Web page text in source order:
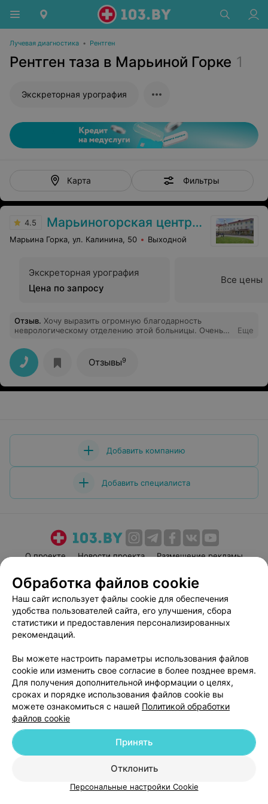
Лучевая диагностика • Рентген
Рентген таза в Марьиной Горке 1
Экскреторная урография
Карта Фильтры
4.5 Марьиногорская центральная районная больница
Марьина Горка, ул. Калинина, 50 Выходной
Экскреторная урография
Цена по запросу
Все цены
Отзыв. Хочу выразить огромную благодарность
неврологическому отделению этой больницы. Очень
добрые врачи. Всегда чисто в отделении и просто
хорошая и добрая обстановка.
Еще
Отзывы9
Добавить компанию
Добавить специалиста
О проекте Новости проекта
Размещение рекламы
Пользовательское соглашение
Способы оплаты
Вакансии
Партнеры
Написать руководителю 103.by
Персональные настройки cookie
Обработка персональных данных
© 2026 ООО «Артокс Лаб», УНП 191700409| 220012, Республика Беларусь,
г. Минск, улица Толбухина, 2, пом. 16 | help@103.by
Служба поддержки +375 291212755
Обработка файлов cookie
Наш сайт использует файлы cookie для обеспечения
удобства пользователей сайта, его улучшения, сбора
статистики и предоставления персонализированных
рекомендаций.
Вы можете настроить параметры использования файлов
cookie или изменить свое согласие в более позднее время.
Для получения дополнительной информации о целях,
сроках и порядке использования файлов cookie вы
можете ознакомиться с нашей Политикой обработки
файлов cookie
Отклонить
Принять
Персональные настройки Cookie